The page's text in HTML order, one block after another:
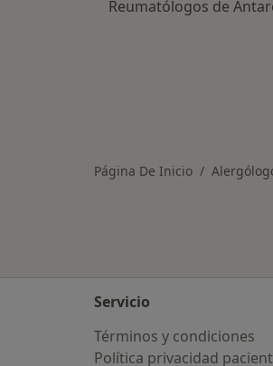
Reumatólogos de
Página De Inicio
Servicio
Términos y condiciones
Política privacidad